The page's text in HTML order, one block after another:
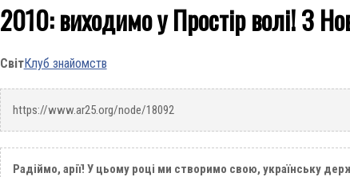
2010: виходимо у Простір волі! З
СвітКлуб знайомств
https://www.ar25.org/node/18092
Радіймо, арії! У цьому році ми створимо свою, українську